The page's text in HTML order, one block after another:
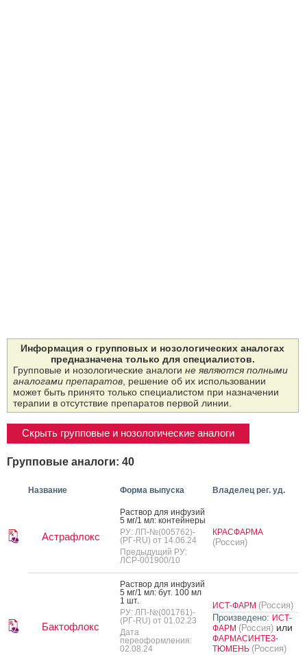
Информация о групповых и нозологических аналогах
предназначена только для специалистов.
Групповые и нозологические аналоги не являются полными
аналогами препаратов, решение об их использовании
может быть принято только специалистом при назначении
терапии в отсутствие препаратов первой линии.
Скрыть групповые и нозологические аналоги
Групповые аналоги: 40
Название Форма выпуска Владелец рег. уд.
Астрафлокс
Рас­твор для ин­фу­зий
5 мг/1 мл: кон­тей­не­ры
РУ: ЛП-№(005762)-
(РГ-RU) от 14.06.24
Предыдущий РУ:
ЛСР-001900/10
КРАСФАРМА
(Россия)
Бактофлокс
Рас­твор для ин­фу­зий
5 мг/1 мл: бут. 100 мл
1 шт.
РУ: ЛП-№(001761)-
(РГ-RU) от 01.02.23
Дата
переоформления:
02.08.24
ИСТ-ФАРМ (Россия)
Произведено: ИСТ-
ФАРМ (Россия) или
ФАРМАСИНТЕЗ-
ТЮМЕНЬ (Россия)